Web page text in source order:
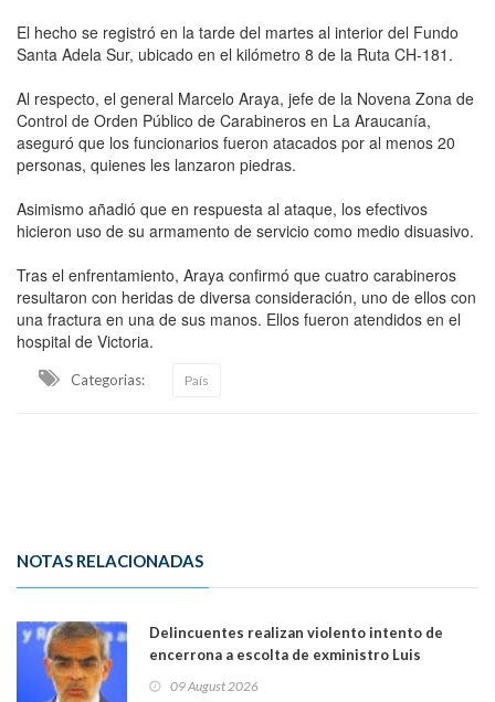
El hecho se registró en la tarde del martes al interior del Fundo
Santa Adela Sur, ubicado en el kilómetro 8 de la Ruta CH-181.
Al respecto, el general Marcelo Araya, jefe de la Novena Zona de
Control de Orden Público de Carabineros en La Araucanía,
aseguró que los funcionarios fueron atacados por al menos 20
personas, quienes les lanzaron piedras.
Asimismo añadió que en respuesta al ataque, los efectivos
hicieron uso de su armamento de servicio como medio disuasivo.
Tras el enfrentamiento, Araya confirmó que cuatro carabineros
resultaron con heridas de diversa consideración, uno de ellos con
una fractura en una de sus manos. Ellos fueron atendidos en el
hospital de Victoria.
Categorias: País
NOTAS RELACIONADAS
Delincuentes realizan violento intento de
encerrona a escolta de exministro Luis
09 August 2026